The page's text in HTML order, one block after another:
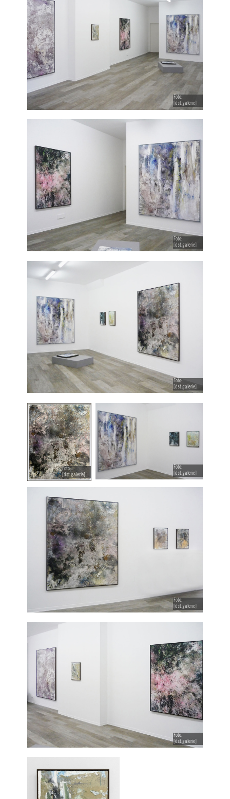
Foto:
[dst.galerie]
Foto:
[dst.galerie]
Foto:
[dst.galerie]
Foto:
[dst.galerie]
Foto:
[dst.galerie]
Foto:
[dst.galerie]
Foto:
[dst.galerie]